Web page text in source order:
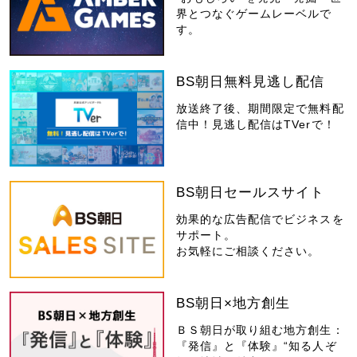
界とつなぐゲームレーベルで
す。
BS朝日無料見逃し配信
放送終了後、期間限定で無料配
信中！見逃し配信はTVerで！
BS朝日セールスサイト
効果的な広告配信でビジネスを
サポート。
お気軽にご相談ください。
BS朝日×地方創生
ＢＳ朝日が取り組む地方創生：
『発信』と『体験』“知る人ぞ